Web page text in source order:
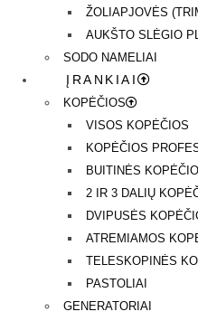
ŽOLIAPJOVĖS
AUKŠTO SLĖGIO
SODO NAMELIAI
ĮRANKIAI
KOPĖČIOS
VISOS KOPĖČIOS
KOPĖČIOS
BUITINĖS
2 IR 3 DALIŲ
DVIPUSĖS
ATREMIAMOS
TELESKOPINĖS
PASTOLIAI
GENERATORIAI